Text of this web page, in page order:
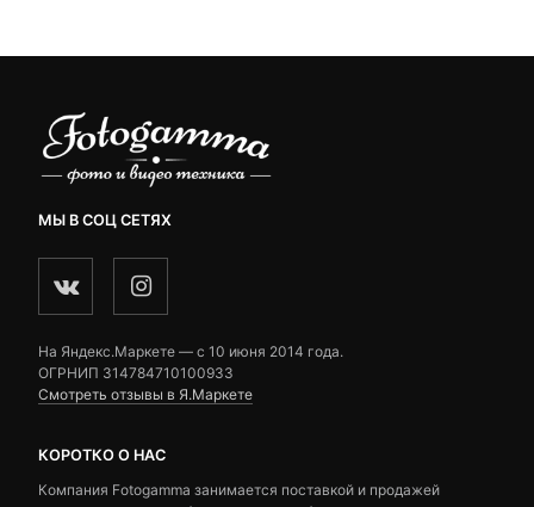
МЫ В СОЦ СЕТЯХ
На Яндекс.Маркете — c 10 июня 2014 года.
ОГРНИП 314784710100933
Смотреть отзывы в Я.Маркете
КОРОТКО О НАС
Компания Fotogamma занимается поставкой и продажей